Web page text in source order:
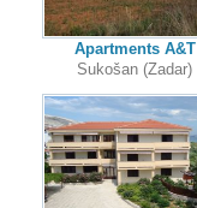
Apartments A&T
Sukošan (Zadar)